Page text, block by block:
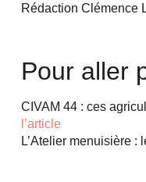
Rédaction Clémence
Pour aller
CIVAM 44 : ces
l’article
L’Atelier menuisière :